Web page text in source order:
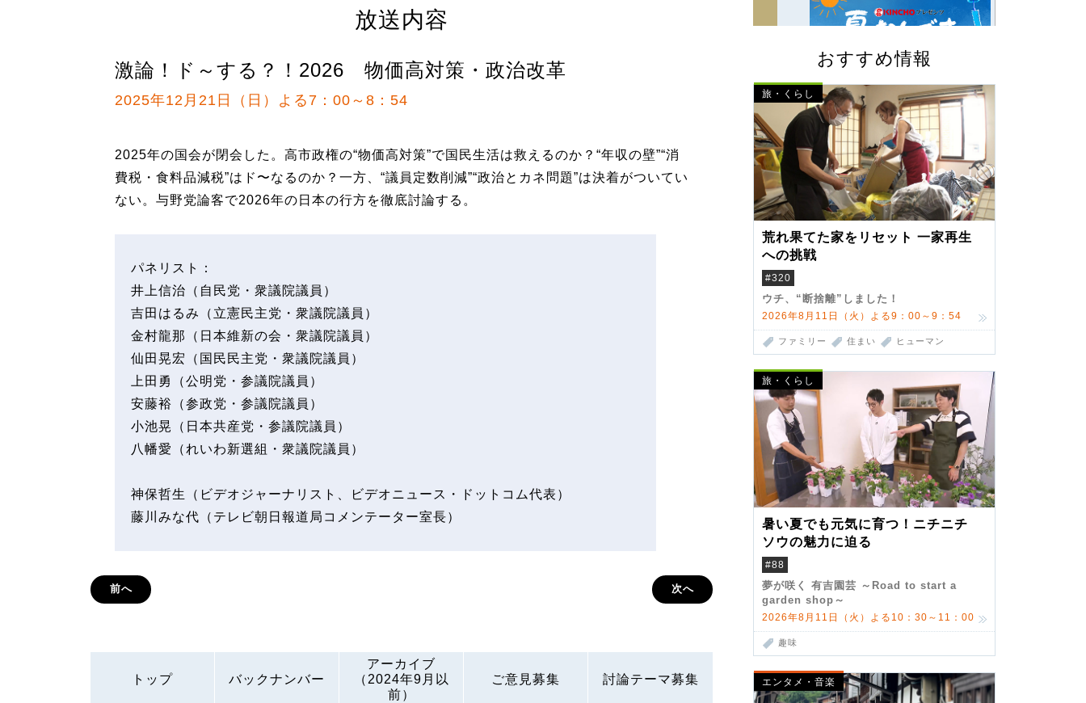
おすすめ情報
旅・くらし
荒れ果てた家をリセット 一家再生
への挑戦
#320
ウチ、“断捨離”しました！
2026年8月11日（火）よる9：00～9：54
ファミリー 住まい ヒューマン
旅・くらし
暑い夏でも元気に育つ！ニチニチ
ソウの魅力に迫る
#88
夢が咲く 有吉園芸 ～Road to start a
garden shop～
2026年8月11日（火）よる10：30～11：00
趣味
エンタメ・音楽
放送内容
激論！ド～する？！2026 物価高対策・政治改革
2025年12月21日（日）よる7：00～8：54
2025年の国会が閉会した。高市政権の“物価高対策”で国民生活は救えるのか？“年収の壁”“消
費税・食料品減税”はド〜なるのか？一方、“議員定数削減”“政治とカネ問題”は決着がついてい
ない。与野党論客で2026年の日本の行方を徹底討論する。
パネリスト：
井上信治（自民党・衆議院議員）
吉田はるみ（立憲民主党・衆議院議員）
金村龍那（日本維新の会・衆議院議員）
仙田晃宏（国民民主党・衆議院議員）
上田勇（公明党・参議院議員）
安藤裕（参政党・参議院議員）
小池晃（日本共産党・参議院議員）
八幡愛（れいわ新選組・衆議院議員）
神保哲生（ビデオジャーナリスト、ビデオニュース・ドットコム代表）
藤川みな代（テレビ朝日報道局コメンテーター室長）
前へ 次へ
トップ バックナンバー
アーカイブ
（2024年9月以
前）
ご意見募集 討論テーマ募集